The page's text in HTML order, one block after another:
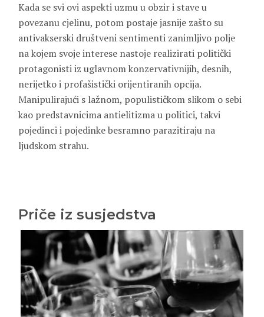
Kada se svi ovi aspekti uzmu u obzir i stave u
povezanu cjelinu, potom postaje jasnije zašto su
antivakserski društveni sentimenti zanimljivo polje
na kojem svoje interese nastoje realizirati politički
protagonisti iz uglavnom konzervativnijih, desnih,
nerijetko i profašistički orijentiranih opcija.
Manipulirajući s lažnom, populističkom slikom o sebi
kao predstavnicima antielitizma u politici, takvi
pojedinci i pojedinke besramno parazitiraju na
ljudskom strahu.
Priče iz susjedstva